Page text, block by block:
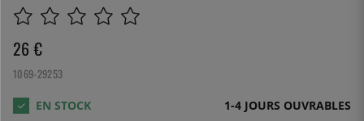
26 €
1069-29253
1-4 JOURS OUVRABLES